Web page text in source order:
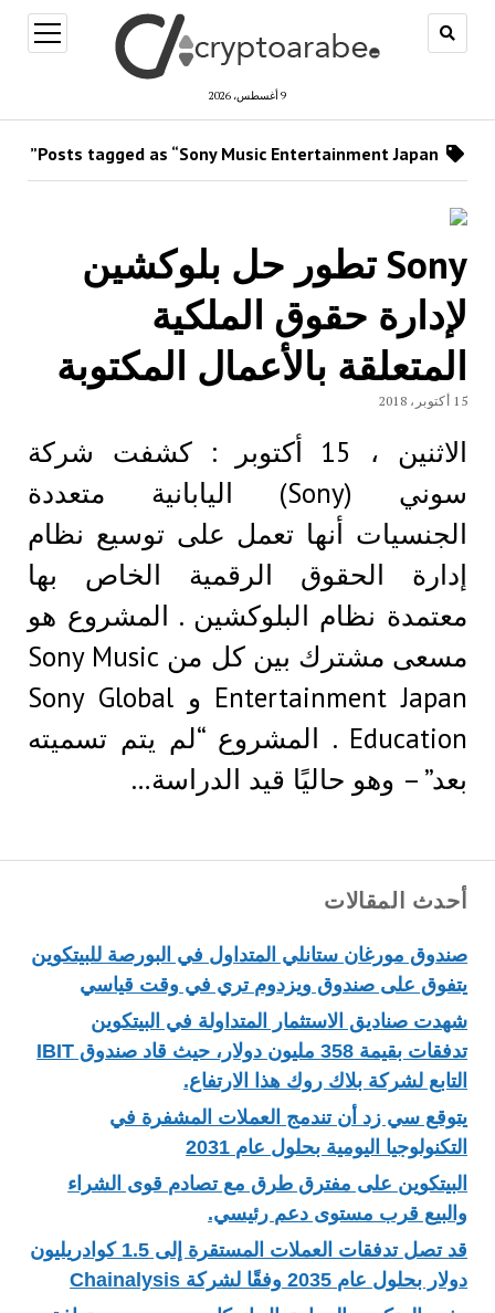
9 أغسطس، 2026
open
menu
أحدث المقالات
صندوق مورغان ستانلي المتداول في البورصة للبيتكوين
يتفوق على صندوق ويزدوم تري في وقت قياسي
شهدت صناديق الاستثمار المتداولة في البيتكوين
تدفقات بقيمة 358 مليون دولار، حيث قاد صندوق IBIT
التابع لشركة بلاك روك هذا الارتفاع.
يتوقع سي زد أن تندمج العملات المشفرة في
التكنولوجيا اليومية بحلول عام 2031
البيتكوين على مفترق طرق مع تصادم قوى الشراء
والبيع قرب مستوى دعم رئيسي.
قد تصل تدفقات العملات المستقرة إلى 1.5 كوادريليون
دولار بحلول عام 2035 وفقًا لشركة Chainalysis
Sony تطور حل بلوكشين
لإدارة حقوق الملكية
المتعلقة بالأعمال المكتوبة
15 أكتوبر، 2018
الاثنين ، 15 أكتوبر : كشفت شركة
سوني (Sony) اليابانية متعددة
الجنسيات أنها تعمل على توسيع نظام
إدارة الحقوق الرقمية الخاص بها
معتمدة نظام البلوكشين . المشروع هو
مسعى مشترك بين كل من Sony Music
Entertainment Japan و Sony Global
Education . المشروع “لم يتم تسميته
بعد” – وهو حاليًا قيد الدراسة…